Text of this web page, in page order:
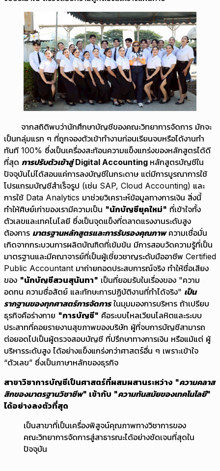
จากสถิติพบว่านักศึกษาบัญชีของคณะวิทยาการจัดการ มักจะ
เป็นกลุ่มแรก ๆ ที่ถูกจองตัวเข้าทำงานก่อนเรียนจบหรือได้งานทำ
ทันที 100% ซึ่งเป็นเครื่องสะท้อนความแข็งแกร่งของหลักสูตรได้ดี
ที่สุด การปรับตัวเข้าสู่Digital Accounting หลักสูตรบัญชีใน
ปัจจุบันไม่ได้สอนแค่การลงบัญชีในกระดาษ แต่มีการบูรณาการใช้
โปรแกรมบัญชีสำเร็จรูป (เช่น SAP, Cloud Accounting) และ
การใช้ Data Analytics มาช่วยวิเคราะห์ข้อมูลทางการเงิน สิ่งนี้
ทำให้ศิษย์เก่าของเรามีความเป็น "นักบัญชียุคใหม่" ที่เข้าใจทั้ง
ตัวเลขและเทคโนโลยี ซึ่งเป็นจุดแข็งที่ตลาดแรงงานระดับสูง
ต้องการ มาตรฐานหลักสูตรและการรับรองคุณภาพความเชื่อมั่น
เกิดจากกระบวนการผลิตบัณฑิตที่เข้มข้น มีการสอบวัดความรู้ที่เป็น
มาตรฐานและมีคณาจารย์ที่เป็นผู้เชี่ยวชาญระดับมืออาชีพ Certified
Public Accountant มาถ่ายทอดประสบการณ์จริง ทำให้ชื่อเสียง
ของ "นักบัญชีสวนสุนันทา" เป็นที่ยอมรับในเรื่องของ "ความ
อดทน ความซื่อสัตย์ และทักษะการปฏิบัติงานที่ทำได้จริง" เป็น
รากฐานของทุกศาสตร์การจัดการในมุมมองการบริหาร ถ้าเปรียบ
ธุรกิจคือร่างกาย "การบัญชี" คือระบบไหลเวียนโลหิตและระบบ
ประสาทที่คอยรายงานสุขภาพของบริษัท ผู้ที่จบการบัญชีสามารถ
ต่อยอดไปเป็นผู้ตรวจสอบบัญชี ที่ปรึกษาทางการเงิน หรือแม้แต่ ผู้
บริหารระดับสูง ได้อย่างแข็งแกร่งกว่าศาสตร์อื่น ๆ เพราะเข้าใจ
“ตัวเลข” ซึ่งเป็นภาษาหลักของธุรกิจ
สาขาวิชาการบัญชีเป็นศาสตร์ที่ผสมผสานระหว่าง "ความคลาส
สิกของมาตรฐานวิชาชีพ" เข้ากับ "ความทันสมัยของเทคโนโลยี"
ได้อย่างลงตัวที่สุด
เป็นสาขาที่เป็นเครื่องพิสูจน์คุณภาพทางวิชาการของ
คณะวิทยาการจัดการสู่สาธารณะได้อย่างชัดเจนที่สุดใน
ปัจจุบัน